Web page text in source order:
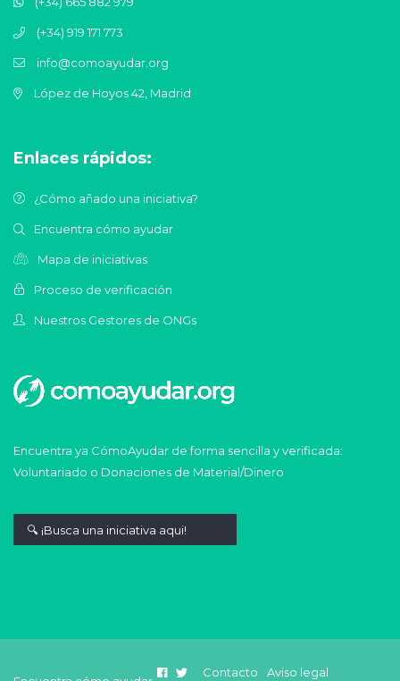
(+34) 919 171 773
info@comoayudar.org
López de Hoyos 42, Madrid
Enlaces rápidos:
¿Cómo añado una iniciativa?
Encuentra cómo ayudar
Mapa de iniciativas
Proceso de verificación
Nuestros Gestores de ONGs
Encuentra ya CómoAyudar de forma sencilla y verificada:
Voluntariado o Donaciones de Material/Dinero
Contacto Aviso legal